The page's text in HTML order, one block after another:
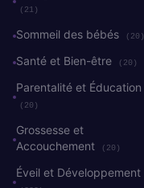
(21)
Sommeil des bébés (20)
Santé et Bien-être (20)
Parentalité et Éducation
(20)
Grossesse et
Accouchement
(20)
Éveil et Développement